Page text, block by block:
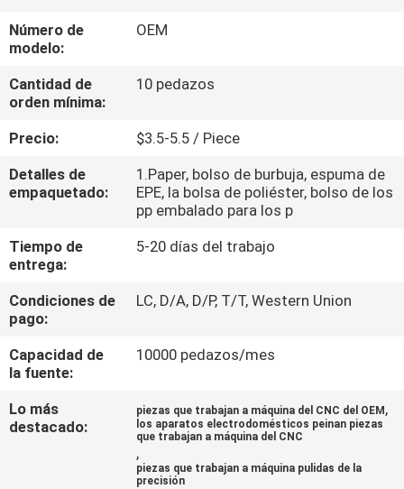
FÁBRICA
CONTROL
CALIDAD
CONTACTA
CON
NOSOTROS
NOTICIAS
SOLICITAR
UNA
Número de
modelo:
OEM
Cantidad de
orden mínima:
10 pedazos
Precio:
$3.5-5.5 / Piece
Detalles de
empaquetado:
1.Paper, bolso de burbuja, espuma de
EPE, la bolsa de poliéster, bolso de los
pp embalado para los p
Tiempo de
entrega:
5-20 días del trabajo
Condiciones de
pago:
LC, D/A, D/P, T/T, Western Union
Capacidad de
la fuente:
10000 pedazos/mes
Lo más
destacado:
piezas que trabajan a máquina del CNC del OEM ,
los aparatos electrodomésticos peinan piezas
que trabajan a máquina del CNC
,
piezas que trabajan a máquina pulidas de la
precisión